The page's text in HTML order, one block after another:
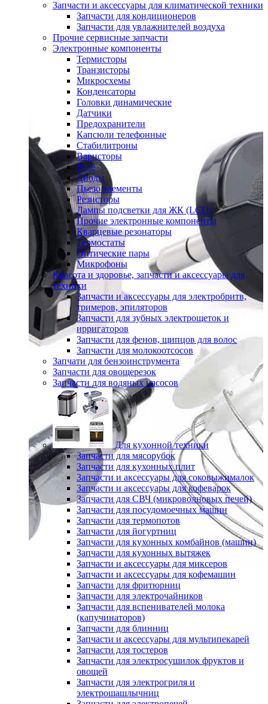
Запчасти и аксессуары для климатической техники
Запчасти для кондиционеров
Запчасти для увлажнителей воздуха
Прочие сервисные запчасти
Электронные компоненты
Термисторы
Транзисторы
Микросхемы
Конденсаторы
Головки динамические
Датчики
Предохранители
Капсюли телефонные
Стабилитроны
Варисторы
Реле
Диоды
Пьезо элементы
Резисторы
Лампы подсветки для ЖК (LCD)
Прочие электронные компоненты
Кварцевые резонаторы
Термостаты
Оптические пары
Микрофоны
Красота и здоровье, запчасти и аксессуары для
техники
Запчасти и аксессуары для электробритв,
тримеров, эпиляторов
Запчасти для зубных электрощеток и
ирригаторов
Запчасти для фенов, щипцов для волос
Запчасти для молокоотсосов
Запчати для бензоинструмента
Запчасти для овощерезок
Запчасти для водяных насосов
Для кухонной техники
Запчасти для мясорубок
Запчасти для кухонных плит
Запчасти и аксессуары для соковыжималок
Запчасти и аксессуары для кофеварок
Запчасти для СВЧ (микроволновых печей)
Запчасти для посудомоечных машин
Запчасти для термопотов
Запчасти для йогуртниц
Запчасти для кухонных комбайнов (машин)
Запчасти для кухонных вытяжек
Запчасти и аксессуары для миксеров
Запчасти и аксессуары для кофемашин
Запчасти для фритюрниц
Запчасти для электрочайников
Запчасти для вспенивателей молока
(капучинаторов)
Запчасти для блинниц
Запчасти и аксессуары для мультипекарей
Запчасти для тостеров
Запчасти для электросушилок фруктов и
овощей
Запчасти для электрогриля и
электрошашлычниц